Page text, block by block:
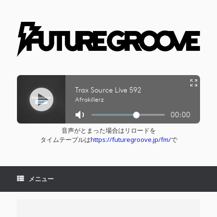
音声がとまった場合はリロードを
タイムテーブルはhttps://futuregroove.jp/fm/で
メニュー